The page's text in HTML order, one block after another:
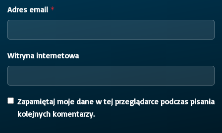
Adres email *
Witryna internetowa
Zapamiętaj moje dane w tej przeglądarce podczas pisania
kolejnych komentarzy.